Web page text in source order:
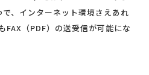
、インターネット環境さえあれ
FAX（PDF）の送受信が可能にな